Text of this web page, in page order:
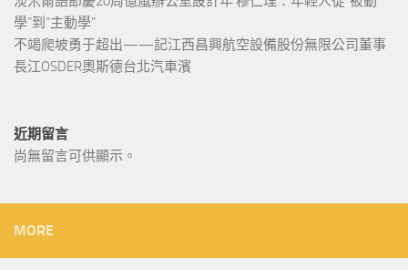
學”到“主動學”
不竭爬坡勇于超出——記江西昌興航空設備股份無限公司董事
長江OSDER奧斯德台北汽車濱
近期留言
尚無留言可供顯示。
MORE